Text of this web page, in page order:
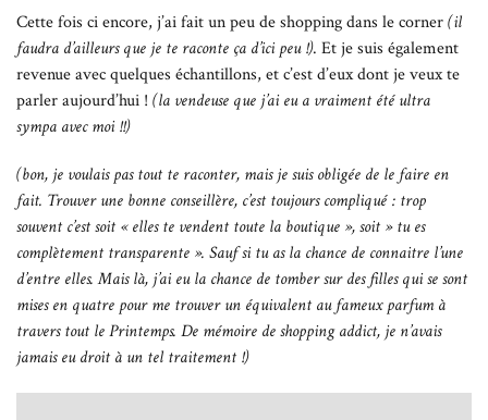
Cette fois ci encore, j’ai fait un peu de shopping dans le corner(il
faudra d’ailleurs que je te raconte ça d’ici peu !). Et je suis également
revenue avec quelques échantillons, et c’est d’eux dont je veux te
parler aujourd’hui ! (la vendeuse que j’ai eu a vraiment été ultra
sympa avec moi !!)
(bon, je voulais pas tout te raconter, mais je suis obligée de le faire en
fait. Trouver une bonne conseillère, c’est toujours compliqué : trop
souvent c’est soit « elles te vendent toute la boutique », soit » tu es
complètement transparente ». Sauf si tu as la chance de connaitre l’une
d’entre elles. Mais là, j’ai eu la chance de tomber sur des filles qui se sont
mises en quatre pour me trouver un équivalent au fameux parfum à
travers tout le Printemps. De mémoire de shopping addict, je n’avais
jamais eu droit à un tel traitement !)